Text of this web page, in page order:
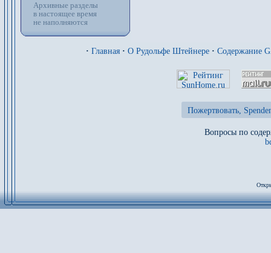
Архивные разделы
в настоящее время
не наполняются
· Главная · О Рудольфе Штейнере · Содержание
Пожертвовать,
Вопросы по